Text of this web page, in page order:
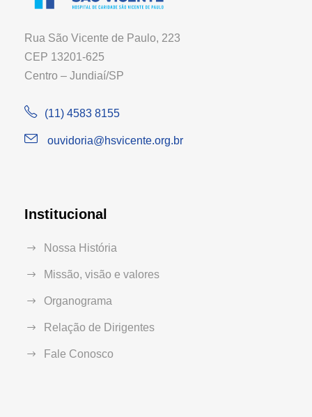
Rua São Vicente de Paulo, 223
CEP 13201-625
Centro – Jundiaí/SP
(11) 4583 8155
ouvidoria@hsvicente.org.br
Institucional
Nossa História
Missão, visão e valores
Organograma
Relação de Dirigentes
Fale Conosco